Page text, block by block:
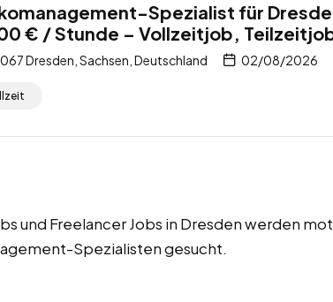
Spezialist für
€ / Stunde – Vollzeitjob,
Dresden, Sachsen, Deutschland 02/08/2026
und Freelancer Jobs in Dresden werden
Spezialisten gesucht.